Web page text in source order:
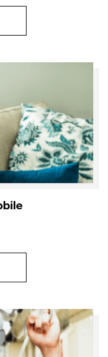
Sécuriser votre
Utiliser le wifi sur